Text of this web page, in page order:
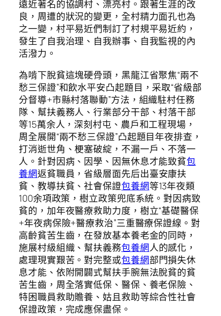
遠近著名的協調村、漂亮村。跟著生涯的改
良，周遭的狀況的變更，全村精力面孔也為
之一變，村平易近們制訂了村規平易近約，
發生了自我治理、自我辦事、自我監視的內
活潑力。
為啃下脫貧這塊硬骨頭，黑龍江省聚焦“兩不
愁三保證”和飲水平安凸起題目，采取“省級部
分督導+市縣村落聯動”方法，組織駐村任務
隊、幫扶義務人、行業部分干部、村落干部
等15萬余人，深刻村屯、農戶和工程現場，
周全展開“兩不愁三保證”凸起題目年夜排查，
打消逝世角、梗塞破綻，不漏一戶、不落一
人。針對因病、因學、因無休息才能致貧包
養網返貧職員，省級層面先后出臺安康扶
貧、教導扶貧、社會保證包養網等13年夜類
100余項政策，樹立政策兜底系統。對因病致
貧的，加年夜醫療救助力度，樹立“基礎醫保
+年夜病保險+醫療救治”三重醫療保證線。對
高齡貧苦生齒，在發放基本養老金的同時，
施展村級組織、幫扶義務包養網人的感化，
處理現實艱苦。對完整或包養網部門損失休
息才能、依附開闢式幫扶手腕無法脫貧的貧
苦生齒，周全落實低保、醫保、養老保險、
特困職員救助贍養、姑且救助等綜合性社會
保證政策，完成應保盡保。